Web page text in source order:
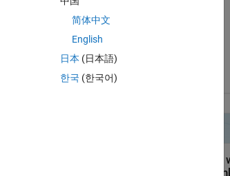
le 18 Déc 2017
Acceptée :
简体中文
English
日本 (日本語)
한국 (한국어)